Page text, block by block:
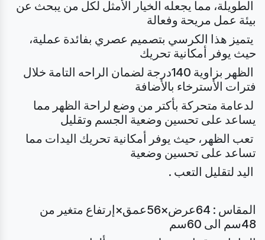
الطويلة، مما يجعله الخيار الأمثل لكل من يبحث عن
بيئة عمل مريحة وفعالة
يتميز هذا الكرسي بتصميم عصري بفائدة عملية،
حيث يوفر أمكانية تحريك
الظهر بزاوية 140درجة لضمان الراحه التامة خلال
فترات الأسترخاء بالأضافة
لدعامة متحركة بأكتر من وضع لراحة الظهر مما
يساعد على تحسين وضعية الجسم وتقليل
تعب الظهر، حيث يوفر أمكانية تحريك اليدات مما
تساعد على تحسين وضعية
اليد لتقليل التعب .
المقاس : 64عرض×56عمق×إرتفاع متغير من
48سم الى 60سم